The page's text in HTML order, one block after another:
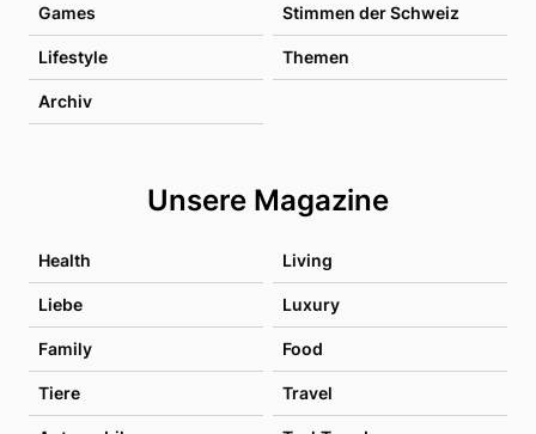
Games Stimmen der Schweiz
Lifestyle Themen
Archiv
Unsere Magazine
Health Living
Liebe Luxury
Family Food
Tiere Travel